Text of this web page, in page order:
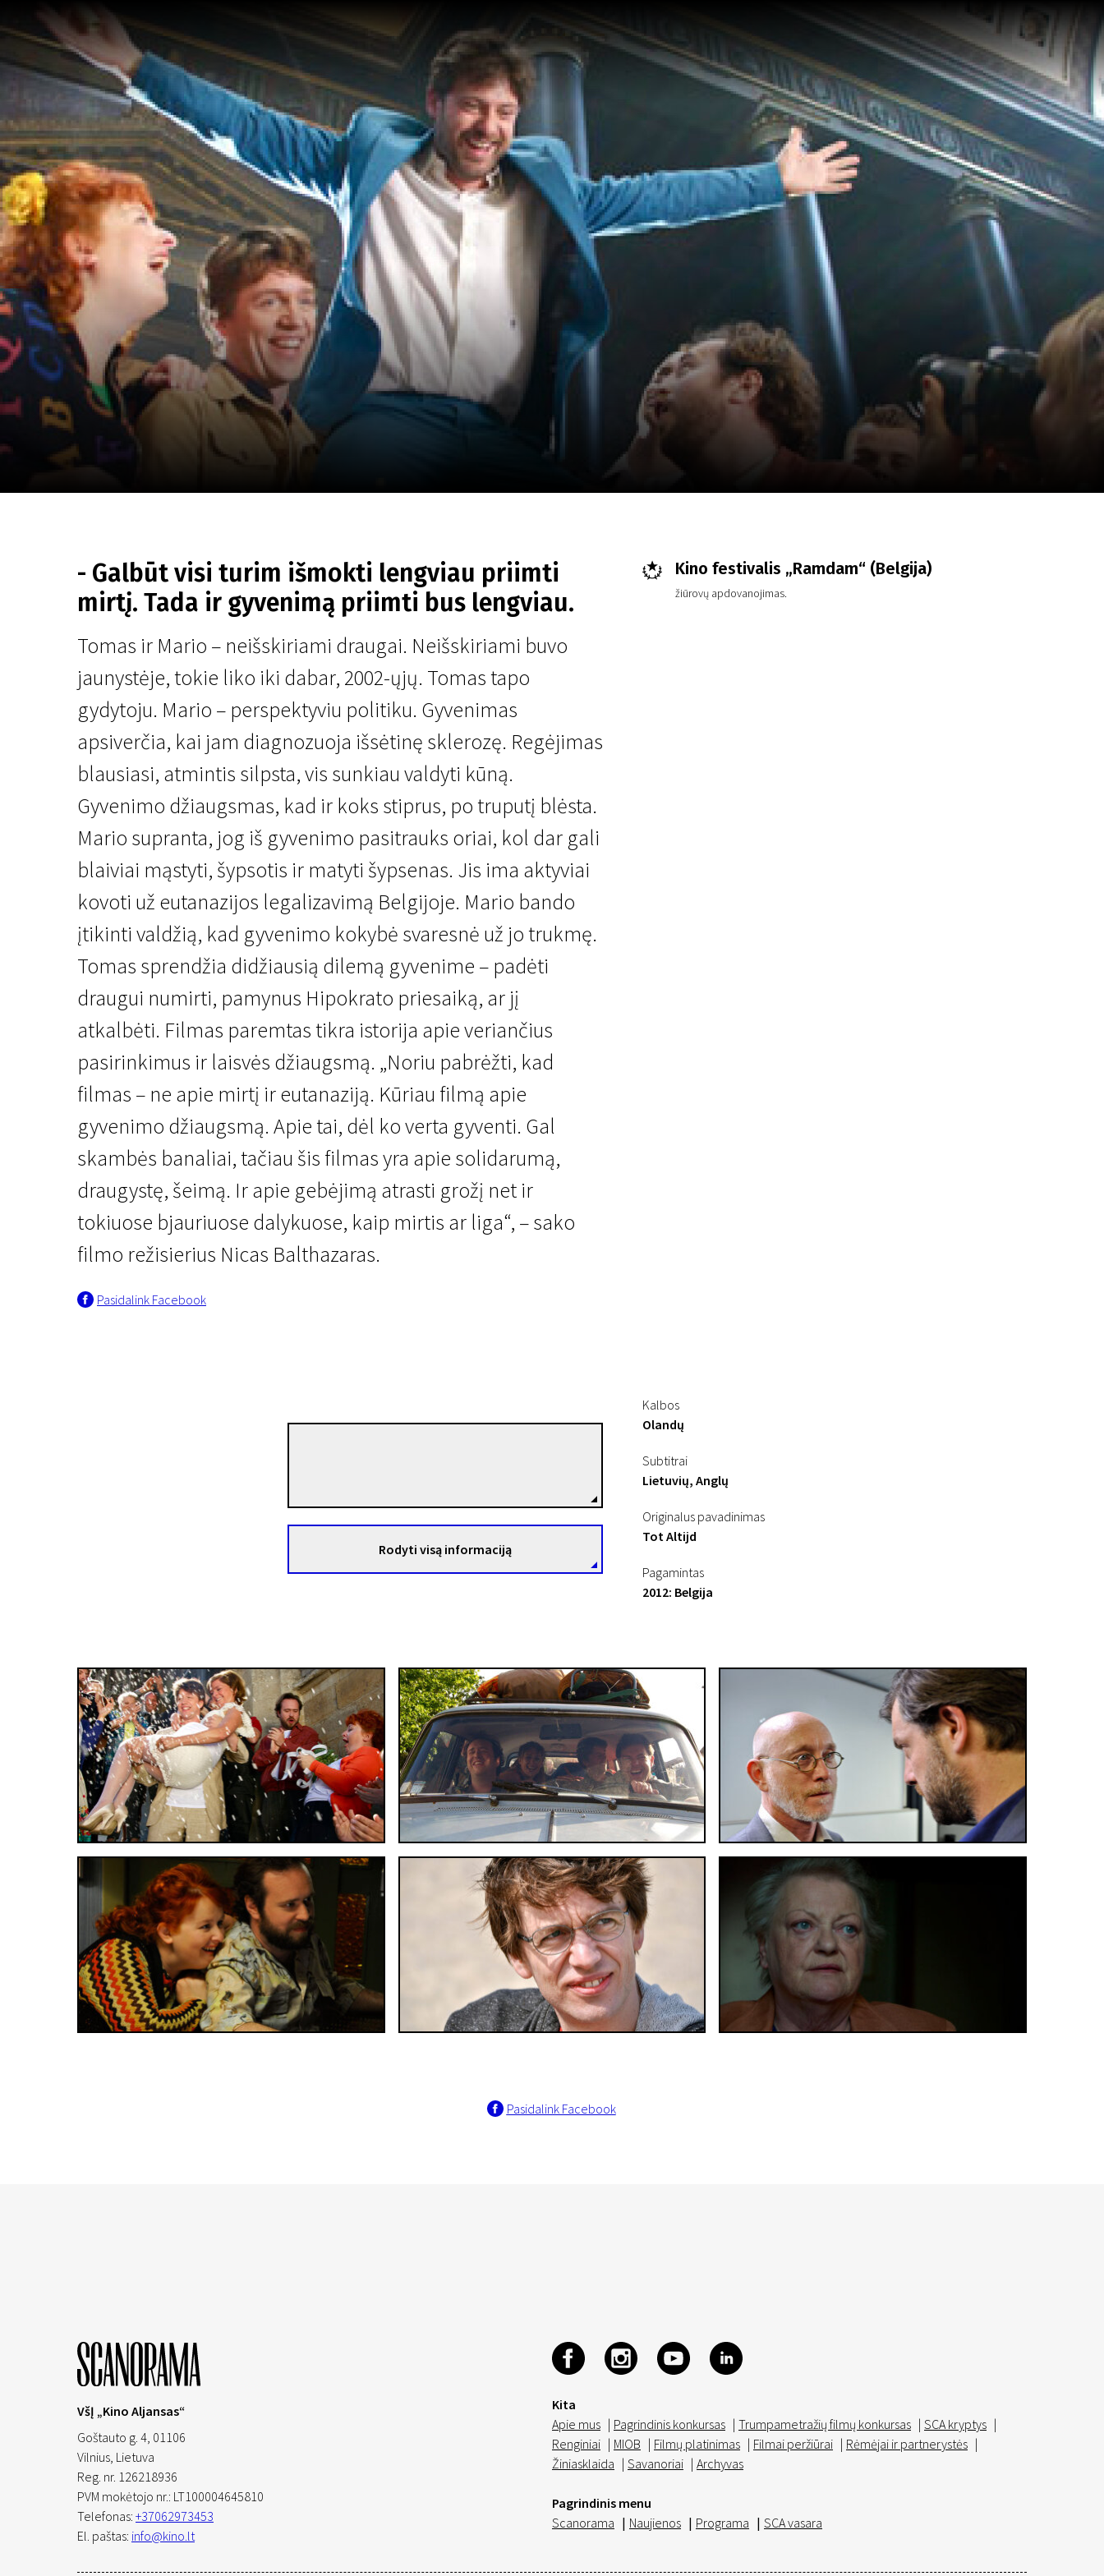
Iki amžinybės
1 val. 58 min. | Drama | N/A
- Galbūt visi turim išmokti lengviau priimti
mirtį. Tada ir gyvenimą priimti bus lengviau.
Tomas ir Mario – neišskiriami draugai. Neišskiriami buvo
jaunystėje, tokie liko iki dabar, 2002-ųjų. Tomas tapo
gydytoju. Mario – perspektyviu politiku. Gyvenimas
apsiverčia, kai jam diagnozuoja išsėtinę sklerozę. Regėjimas
blausiasi, atmintis silpsta, vis sunkiau valdyti kūną.
Gyvenimo džiaugsmas, kad ir koks stiprus, po truputį blėsta.
Mario supranta, jog iš gyvenimo pasitrauks oriai, kol dar gali
blaiviai mąstyti, šypsotis ir matyti šypsenas. Jis ima aktyviai
kovoti už eutanazijos legalizavimą Belgijoje. Mario bando
įtikinti valdžią, kad gyvenimo kokybė svaresnė už jo trukmę.
Tomas sprendžia didžiausią dilemą gyvenime – padėti
draugui numirti, pamynus Hipokrato priesaiką, ar jį
atkalbėti. Filmas paremtas tikra istorija apie veriančius
pasirinkimus ir laisvės džiaugsmą. „Noriu pabrėžti, kad
filmas – ne apie mirtį ir eutanaziją. Kūriau filmą apie
gyvenimo džiaugsmą. Apie tai, dėl ko verta gyventi. Gal
skambės banaliai, tačiau šis filmas yra apie solidarumą,
draugystę, šeimą. Ir apie gebėjimą atrasti grožį net ir
tokiuose bjauriuose dalykuose, kaip mirtis ar liga“, – sako
filmo režisierius Nicas Balthazaras.
Pasidalink Facebook
Kino festivalis „Ramdam“ (Belgija)
žiūrovų apdovanojimas.
Rodyti visą informaciją
Kalbos
Olandų
Subtitrai
Lietuvių, Anglų
Originalus pavadinimas
Tot Altijd
Pagamintas
2012: Belgija
Pasidalink Facebook
Kita
Apie mus | Pagrindinis konkursas | Trumpametražių filmų konkursas | SCA kryptys |
Renginiai | MIOB | Filmų platinimas | Filmai peržiūrai | Rėmėjai ir partnerystės |
Žiniasklaida | Savanoriai | Archyvas
Pagrindinis menu
Scanorama | Naujienos | Programa | SCA vasara
VšĮ „Kino Aljansas“
Goštauto g. 4, 01106
Vilnius, Lietuva
Reg. nr. 126218936
PVM mokėtojo nr.: LT100004645810
Telefonas: +37062973453
El. paštas: info@kino.lt